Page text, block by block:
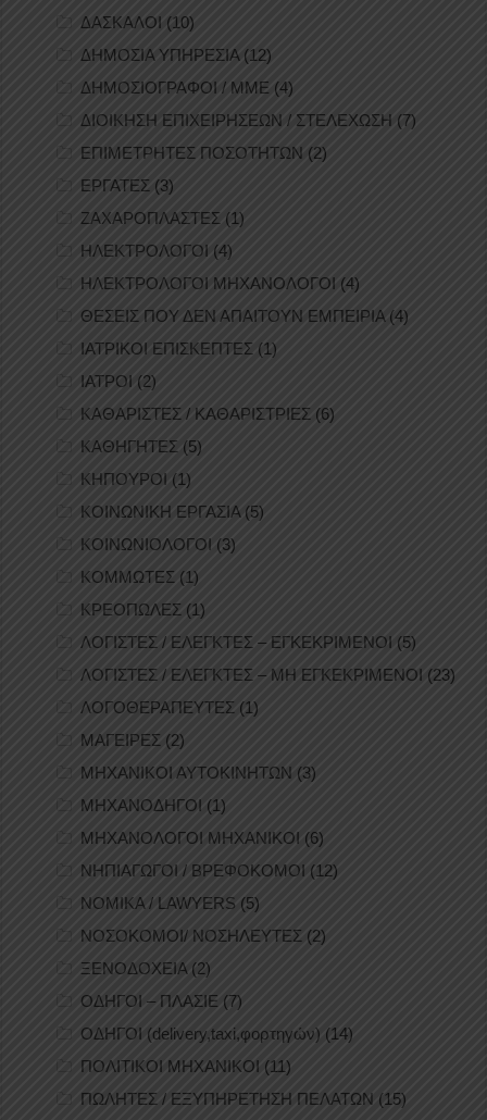
ΔΑΣΚΑΛΟΙ (10)
ΔΗΜΟΣΙΑ ΥΠΗΡΕΣΙΑ(12)
ΔΗΜΟΣΙΟΓΡΑΦΟΙ / ΜΜΕ (4)
ΔΙΟΙΚΗΣΗ ΕΠΙΧΕΙΡΗΣΕΩΝ / ΣΤΕΛΕΧΩΣΗ (7)
ΕΠΙΜΕΤΡΗΤΕΣ ΠΟΣΟΤΗΤΩΝ (2)
ΕΡΓΑΤΕΣ (3)
ΖΑΧΑΡΟΠΛΑΣΤΕΣ (1)
ΗΛΕΚΤΡΟΛΟΓΟΙ (4)
ΗΛΕΚΤΡΟΛΟΓΟΙ ΜΗΧΑΝΟΛΟΓΟΙ (4)
ΘΕΣΕΙΣ ΠΟΥ ΔΕΝ ΑΠΑΙΤΟΥΝ ΕΜΠΕΙΡΙΑ (4)
ΙΑΤΡΙΚΟΙ ΕΠΙΣΚΕΠΤΕΣ (1)
ΙΑΤΡΟΙ (2)
ΚΑΘΑΡΙΣΤΕΣ / ΚΑΘΑΡΙΣΤΡΙΕΣ (6)
ΚΑΘΗΓΗΤΕΣ (5)
ΚΗΠΟΥΡΟΙ (1)
ΚΟΙΝΩΝΙΚΗ ΕΡΓΑΣΙΑ(5)
ΚΟΙΝΩΝΙΟΛΟΓΟΙ (3)
ΚΟΜΜΩΤΕΣ (1)
ΚΡΕΟΠΩΛΕΣ (1)
ΛΟΓΙΣΤΕΣ / ΕΛΕΓΚΤΕΣ – ΕΓΚΕΚΡΙΜΕΝΟΙ (5)
ΛΟΓΙΣΤΕΣ / ΕΛΕΓΚΤΕΣ – ΜΗ ΕΓΚΕΚΡΙΜΕΝΟΙ (23)
ΛΟΓΟΘΕΡΑΠΕΥΤΕΣ (1)
ΜΑΓΕΙΡΕΣ (2)
ΜΗΧΑΝΙΚΟΙ ΑΥΤΟΚΙΝΗΤΩΝ (3)
ΜΗΧΑΝΟΔΗΓΟΙ (1)
ΜΗΧΑΝΟΛΟΓΟΙ ΜΗΧΑΝΙΚΟΙ (6)
ΝΗΠΙΑΓΩΓΟΙ / ΒΡΕΦΟΚΟΜΟΙ (12)
ΝΟΜΙΚΑ / LAWYERS (5)
ΝΟΣΟΚΟΜΟΙ/ ΝΟΣΗΛΕΥΤΕΣ (2)
ΞΕΝΟΔΟΧΕΙΑ (2)
ΟΔΗΓΟΙ – ΠΛΑΣΙΕ (7)
ΟΔΗΓΟΙ (delivery,taxi,φορτηγών) (14)
ΠΟΛΙΤΙΚΟΙ ΜΗΧΑΝΙΚΟΙ (11)
ΠΩΛΗΤΕΣ / ΕΞΥΠΗΡΕΤΗΣΗ ΠΕΛΑΤΩΝ (15)